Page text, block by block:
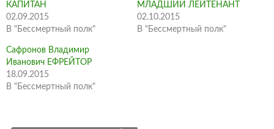
КАПИТАН
02.09.2015
В "Бессмертный полк"
МЛАДШИЙ ЛЕЙТЕНАНТ
02.10.2015
В "Бессмертный полк"
Сафронов Владимир
Иванович ЕФРЕЙТОР
18.09.2015
В "Бессмертный полк"